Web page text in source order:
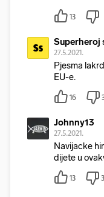
13
Ss Superheroj
27.5.2021.
Pjesma
EU-e.
16
Johnny13
27.5.2021.
Navijacke
dijete u
13 3